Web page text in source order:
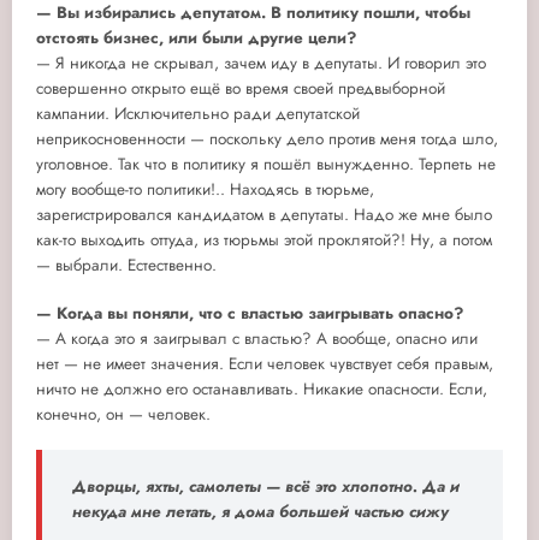
— Вы избирались депутатом. В политику пошли, чтобы
отстоять бизнес, или были другие цели?
— Я никогда не скрывал, зачем иду в депутаты. И говорил это
совершенно открыто ещё во время своей предвыборной
кампании. Исключительно ради депутатской
неприкосновенности — поскольку дело против меня тогда шло,
уголовное. Так что в политику я пошёл вынужденно. Терпеть не
могу вообще-то политики!.. Находясь в тюрьме,
зарегистрировался кандидатом в депутаты. Надо же мне было
как-то выходить оттуда, из тюрьмы этой проклятой?! Ну, а потом
— выбрали. Естественно.
— Когда вы поняли, что с властью заигрывать опасно?
— А когда это я заигрывал с властью? А вообще, опасно или
нет — не имеет значения. Если человек чувствует себя правым,
ничто не должно его останавливать. Никакие опасности. Если,
конечно, он — человек.
Дворцы, яхты, самолеты — всё это хлопотно. Да и
некуда мне летать, я дома большей частью сижу